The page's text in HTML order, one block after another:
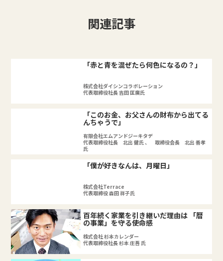
関連記事
「赤と青を混ぜたら何色になるの？」
株式会社ダイシンコラボレーション
代表取締役社長 吉田 匡廣氏
「このお金、お父さんの財布から出てる
んちゃうで」
有限会社エムアンドジーキタデ
代表取締役社長 北出 健氏 、 取締役会長 北出 善孝
氏
「僕が好きなんは、月曜日」
株式会社Terrace
代表取締役 森田 祥子氏
百年続く家業を引き継いだ理由は 「暦
の事業」を守る使命感
株式会社 杉本カレンダー
代表取締役社長 杉本 庄吾 氏